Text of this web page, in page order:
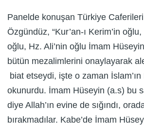
Panelde konuşan Türkiye
Özgündüz, “Kur’an-ı Kerim’in
oğlu, Hz. Ali’nin oğlu İmam
bütün mezalimlerini onaylayarak
biat etseydi, işte o zaman İslam’ın
okunurdu. İmam Hüseyin (a.s) bu
diye Allah’ın evine de sığındı,
bırakmadılar. Kabe’de İmam